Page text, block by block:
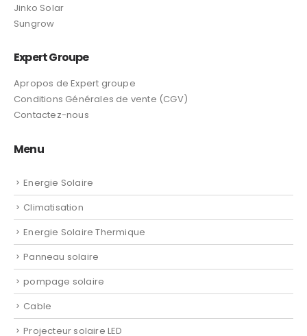
Jinko Solar
Sungrow
Expert Groupe
Apropos de Expert groupe
Conditions Générales de vente (CGV)
Contactez-nous
Menu
Energie Solaire
Climatisation
Energie Solaire Thermique
Panneau solaire
pompage solaire
Cable
Projecteur solaire LED